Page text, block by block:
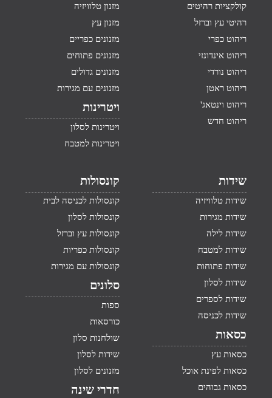
קולקציות רהיטים
רהיטי עץ וברזל
ריהוט כפרי
ריהוט אינדונזי
ריהוט נורדי
ריהוט ראטן
ריהוט וינטאג'
ריהוט חדש
מזנון טלוויזיה
מזנון עץ
מזנונים כפריים
מזנונים פתוחים
מזנונים גדולים
מזנונים עם מגירות
ויטרינות
ויטרינות לסלון
ויטרינות למטבח
שידות
שידות טלוויזיה
שידות מגירות
שידות לילה
שידות למטבח
שידות פתוחות
שידות לסלון
שידות לספרים
שידות לכניסה
כסאות
כסאות עץ
כסאות לפינת אוכל
כסאות גבוהים
קונסולות
קונסולות לכניסה לבית
קונסולות לסלון
קונסולות עץ וברזל
קונסולות כפריות
קונסולות עם מגירות
סלונים
ספות
כורסאות
שולחנות סלון
שידות לסלון
מזנונים לסלון
חדרי שינה